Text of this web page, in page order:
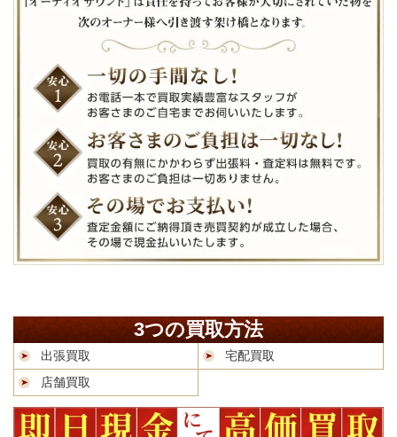
3つの買取方法
出張買取
宅配買取
店舗買取